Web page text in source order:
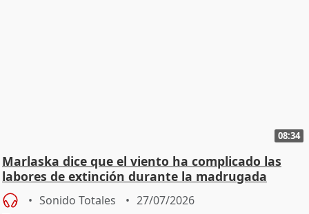
08:34
Marlaska dice que el viento ha complicado las
labores de extinción durante la madrugada
Sonido Totales 27/07/2026